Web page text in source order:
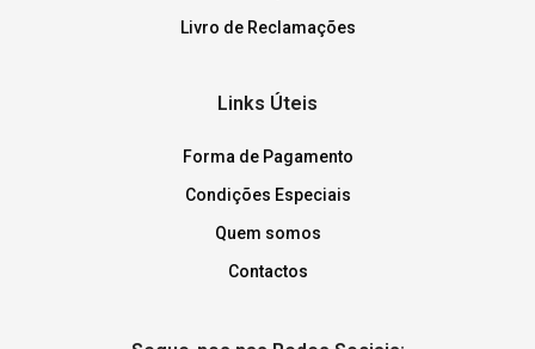
Livro de Reclamações
Links Úteis
Forma de Pagamento
Condições Especiais
Quem somos
Contactos